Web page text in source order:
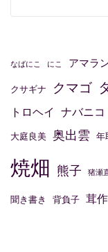
ン
なばにこ にこ アマラ
クサギナ クマゴ
トロヘイ ナバニコ
大庭良美 奥出雲 年
焼畑 熊子 猪瀬
聞き書き 背負子 茸作